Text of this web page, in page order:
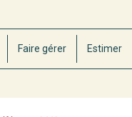
Faire gérer Estimer